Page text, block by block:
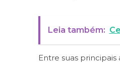
Leia também:
Entre suas